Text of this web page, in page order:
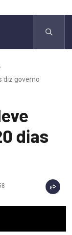
diz governo
dias